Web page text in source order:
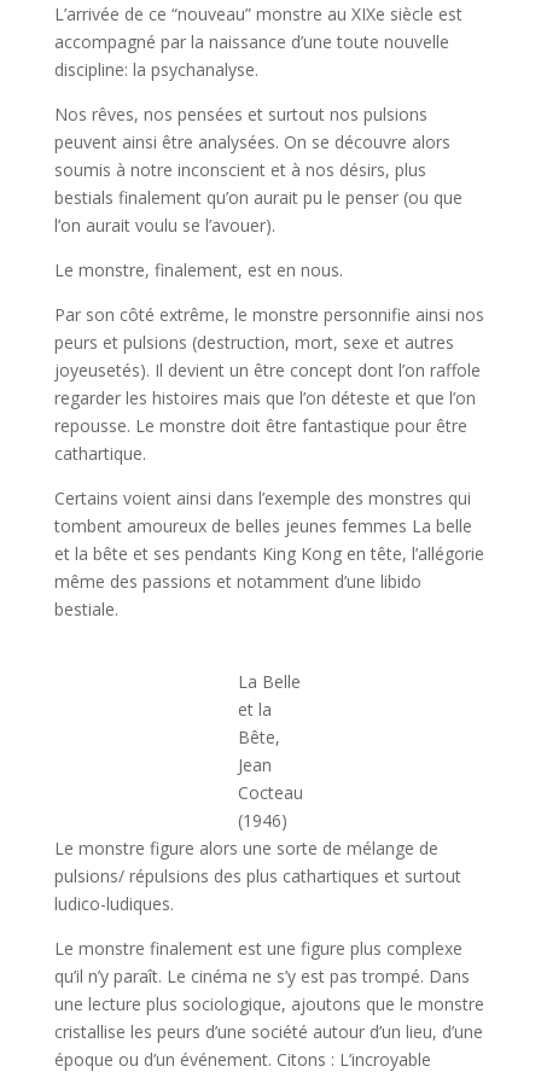
L’arrivée de ce “nouveau” monstre au XIXe siècle est
accompagné par la naissance d’une toute nouvelle
discipline: la psychanalyse.
Nos rêves, nos pensées et surtout nos pulsions
peuvent ainsi être analysées. On se découvre alors
soumis à notre inconscient et à nos désirs, plus
bestials finalement qu’on aurait pu le penser (ou que
l’on aurait voulu se l’avouer).
Le monstre, finalement, est en nous.
Par son côté extrême, le monstre personnifie ainsi nos
peurs et pulsions (destruction, mort, sexe et autres
joyeusetés). Il devient un être concept dont l’on raffole
regarder les histoires mais que l’on déteste et que l’on
repousse. Le monstre doit être fantastique pour être
cathartique.
Certains voient ainsi dans l’exemple des monstres qui
tombent amoureux de belles jeunes femmes La belle
et la bête et ses pendants King Kong en tête, l’allégorie
même des passions et notamment d’une libido
bestiale.
La Belle
et la
Bête,
Jean
Cocteau
(1946)
Le monstre figure alors une sorte de mélange de
pulsions/ répulsions des plus cathartiques et surtout
ludico-ludiques.
Le monstre finalement est une figure plus complexe
qu’il n’y paraît. Le cinéma ne s’y est pas trompé. Dans
une lecture plus sociologique, ajoutons que le monstre
cristallise les peurs d’une société autour d’un lieu, d’une
époque ou d’un événement. Citons : L’incroyable